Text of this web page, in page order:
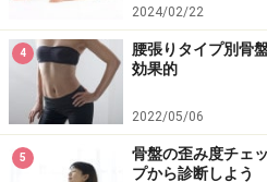
2024/02/22
4
腰張りタイプ別骨
効果的
2022/05/06
5
骨盤の歪み度チェ
プから診断しよう